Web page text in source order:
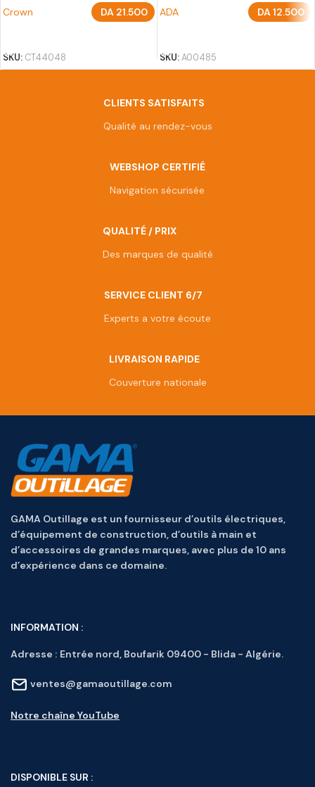
Crown DA 21.500
SKU: CT44048
ADA DA12.500
SKU:A00485
CLIENTS SATISFAITS
Qualité au rendez-vous
WEBSHOP CERTIFIÉ
Navigation sécurisée
QUALITÉ / PRIX
Des marques de qualité
SERVICE CLIENT 6/7
Experts a votre écoute
LIVRAISON RAPIDE
Couverture nationale
GAMA Outillage est un fournisseur d’outils électriques,
d’équipement de construction, d’outils à main et
d’accessoires de grandes marques, avec plus de 10 ans
d’expérience dans ce domaine.
INFORMATION :
Adresse : Entrée nord, Boufarik 09400 - Blida - Algérie.
ventes@gamaoutillage.com
Notre chaîne YouTube
DISPONIBLE SUR :